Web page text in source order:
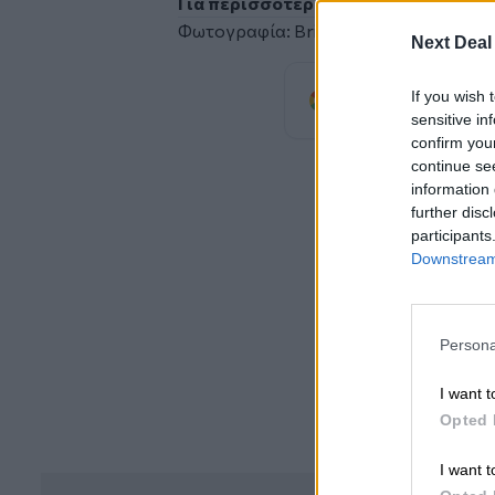
Next
If you wish
sensitive
confirm
continue
information
further
I want
Opted
I want
Φωτογραφία: Brian Vosloh
προτιμώμενη